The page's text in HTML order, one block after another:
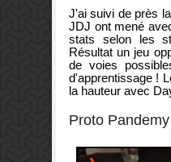
J'ai suivi de près
JDJ ont mené
stats selon les
Résultat un jeu
de voies
d'apprentissage !
la hauteur avec
Proto